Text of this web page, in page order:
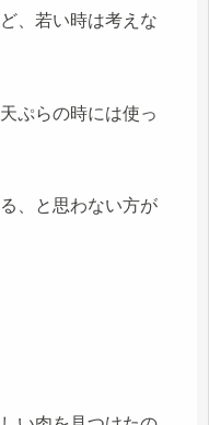
、若い時は考えな
ぷらの時には使っ
、と思わない方が